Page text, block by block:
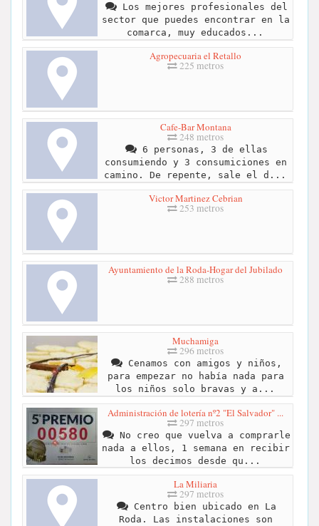
Los mejores profesionales del
sector que puedes encontrar en la
comarca, muy educados...
Agropecuaria el Retallo
225 metros
Cafe-Bar Montana
248 metros
6 personas, 3 de ellas
consumiendo y 3 consumiciones en
camino. De repente, sale el d...
Victor Martinez Cebrian
253 metros
Ayuntamiento de la Roda-Hogar del Jubilado
288 metros
Muchamiga
296 metros
Cenamos con amigos y niños,
para empezar no había nada para
los niños solo bravas y a...
Administración de lotería nº2 "El Salvador" ...
297 metros
No creo que vuelva a comprarle
nada a ellos, 1 semana en recibir
los decimos desde qu...
La Miliaria
297 metros
Centro bien ubicado en La
Roda. Las instalaciones son